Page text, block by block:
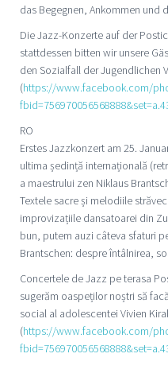
das Begegnen, Ankommen und
Die Jazz-Konzerte auf der
stattdessen bitten wir unsere
den Sozialfall der Jugendlichen
(https://www.facebook.com/
RO
Erstes Jazzkonzert am 25.
ultima ședință internațională
a maestrului zen Niklaus
Textele sacre și melodiile
improvizațiile dansatoarei din
bun, putem auzi câteva sfaturi
Brantschen: despre întâlnirea,
Concertele de Jazz pe terasa
sugerăm oaspeților noștri să
social al adolescentei Vivien
(https://www.facebook.com/